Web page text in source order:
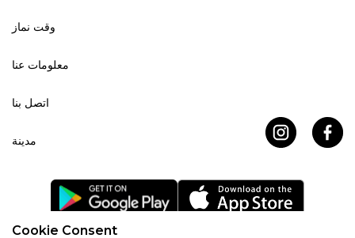
Cookie Consent
وقت نماز
معلومات عنا
اتصل بنا
مدينة